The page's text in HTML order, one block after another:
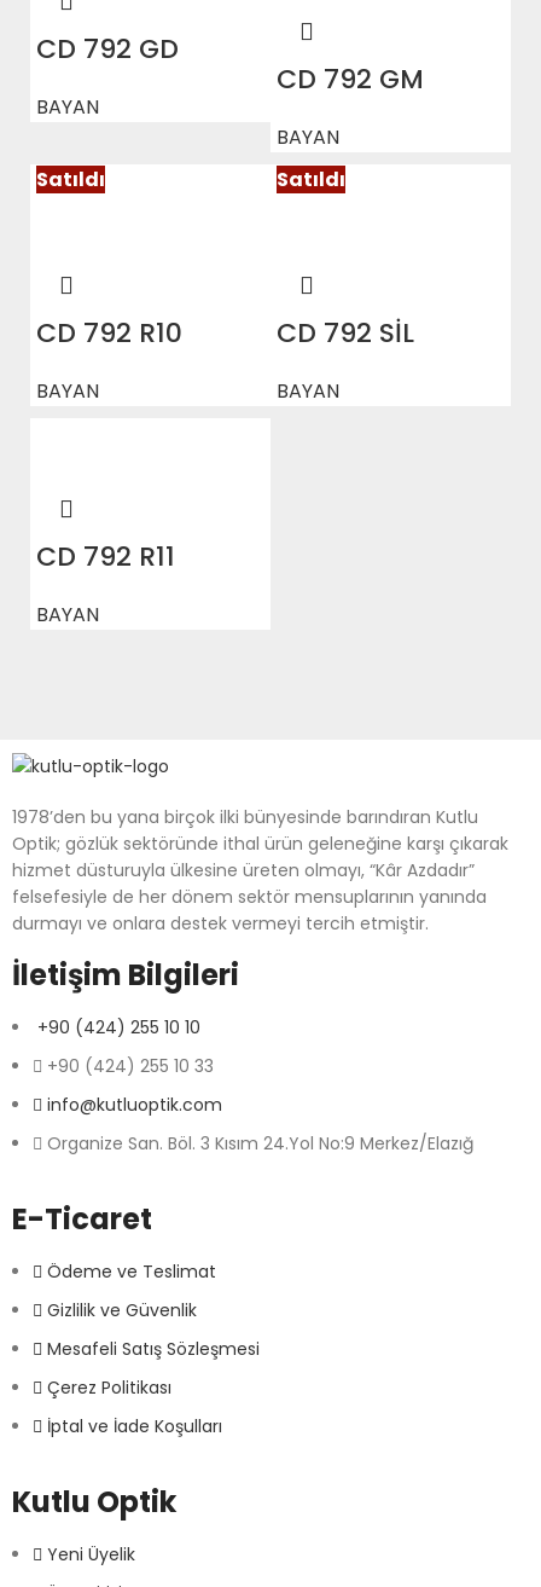
CD 792 GD
BAYAN
CD 792 GM
BAYAN
Satıldı
CD 792 R10
BAYAN
Satıldı
CD 792 SİL
BAYAN
CD 792 R11
BAYAN
1978’den bu yana birçok ilki bünyesinde barındıran Kutlu
Optik; gözlük sektöründe ithal ürün geleneğine karşı çıkarak
hizmet düsturuyla ülkesine üreten olmayı, “Kâr Azdadır”
felsefesiyle de her dönem sektör mensuplarının yanında
durmayı ve onlara destek vermeyi tercih etmiştir.
İletişim Bilgileri
+90 (424) 255 10 10
+90 (424) 255 10 33
info@kutluoptik.com
Organize San. Böl. 3 Kısım 24.Yol No:9 Merkez/Elazığ
E-Ticaret
Ödeme ve Teslimat
Gizlilik ve Güvenlik
Mesafeli Satış Sözleşmesi
Çerez Politikası
İptal ve İade Koşulları
Kutlu Optik
Yeni Üyelik